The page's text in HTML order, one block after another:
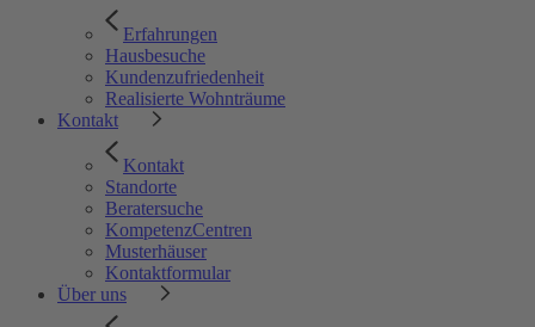
Erfahrungen
Hausbesuche
Kundenzufriedenheit
Realisierte Wohnträume
Kontakt
Kontakt
Standorte
Beratersuche
KompetenzCentren
Musterhäuser
Kontaktformular
Über uns